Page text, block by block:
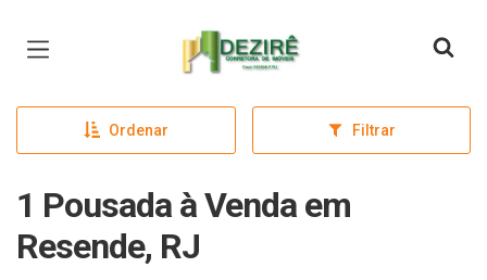
Página inicial
Ordenar Filtrar
1 Pousada à Venda em
Resende, RJ